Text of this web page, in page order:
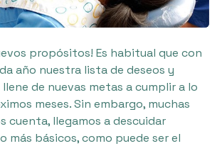
propósitos! Es habitual que con
año nuestra lista de deseos y
de nuevas metas a cumplir a lo
meses. Sin embargo, muchas
cuenta, llegamos a descuidar
más básicos, como puede ser el